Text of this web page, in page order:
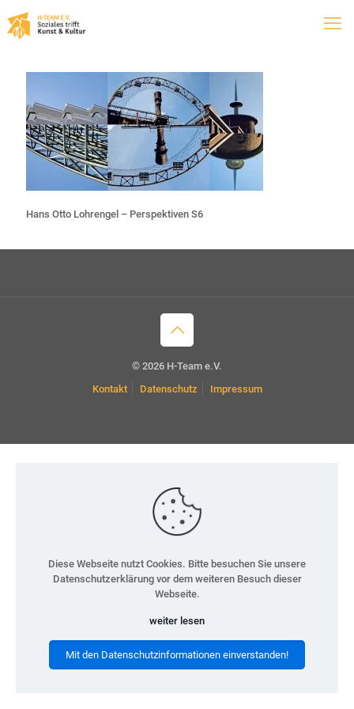
Hans Otto Lohrengel – Perspektiven S6
© 2026 H-Team e.V.
Kontakt
Datenschutz Impressum
Diese Webseite nutzt Cookies. Bitte besuchen Sie unsere
Datenschutzerklärung vor dem weiteren Besuch dieser
Webseite.
weiter lesen
Mit den Datenschutzinformationen einverstanden!